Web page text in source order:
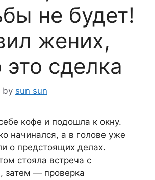
не будет!
жених,
это сделка
by sun sun
кофе и подошла к окну.
начинался, а в голове уже
о предстоящих делах.
стояла встреча с
затем — проверка